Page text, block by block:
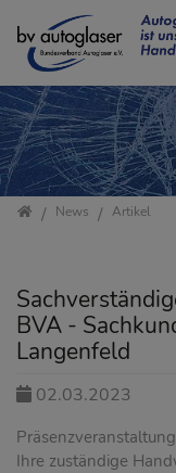
Direkt zur
Direkt zum Inhalt
Jump to sub navigation
Startseite
News Artikel
BVA -
Langenfeld
02.03.2023
Ihre zuständige